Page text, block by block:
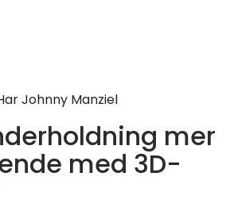
Johnny Manziel
mer
med 3D-